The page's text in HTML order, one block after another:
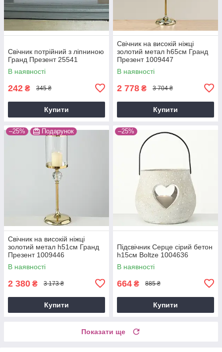
Свічник потрійний з ліпниною
Гранд Презент 25541
В наявності
242 ₴ 345 ₴
Купити
Свічник на високій ніжці
золотий метал h65см Гранд
Презент 1009447
В наявності
2 778 ₴ 3 704 ₴
Купити
–25% Подарунок
Свічник на високій ніжці
золотий метал h51см Гранд
Презент 1009446
В наявності
2 380 ₴ 3 173 ₴
Купити
–25%
Підсвічник Серце сірий бетон
h15см Boltze 1004636
В наявності
664 ₴ 885 ₴
Купити
Показати ще